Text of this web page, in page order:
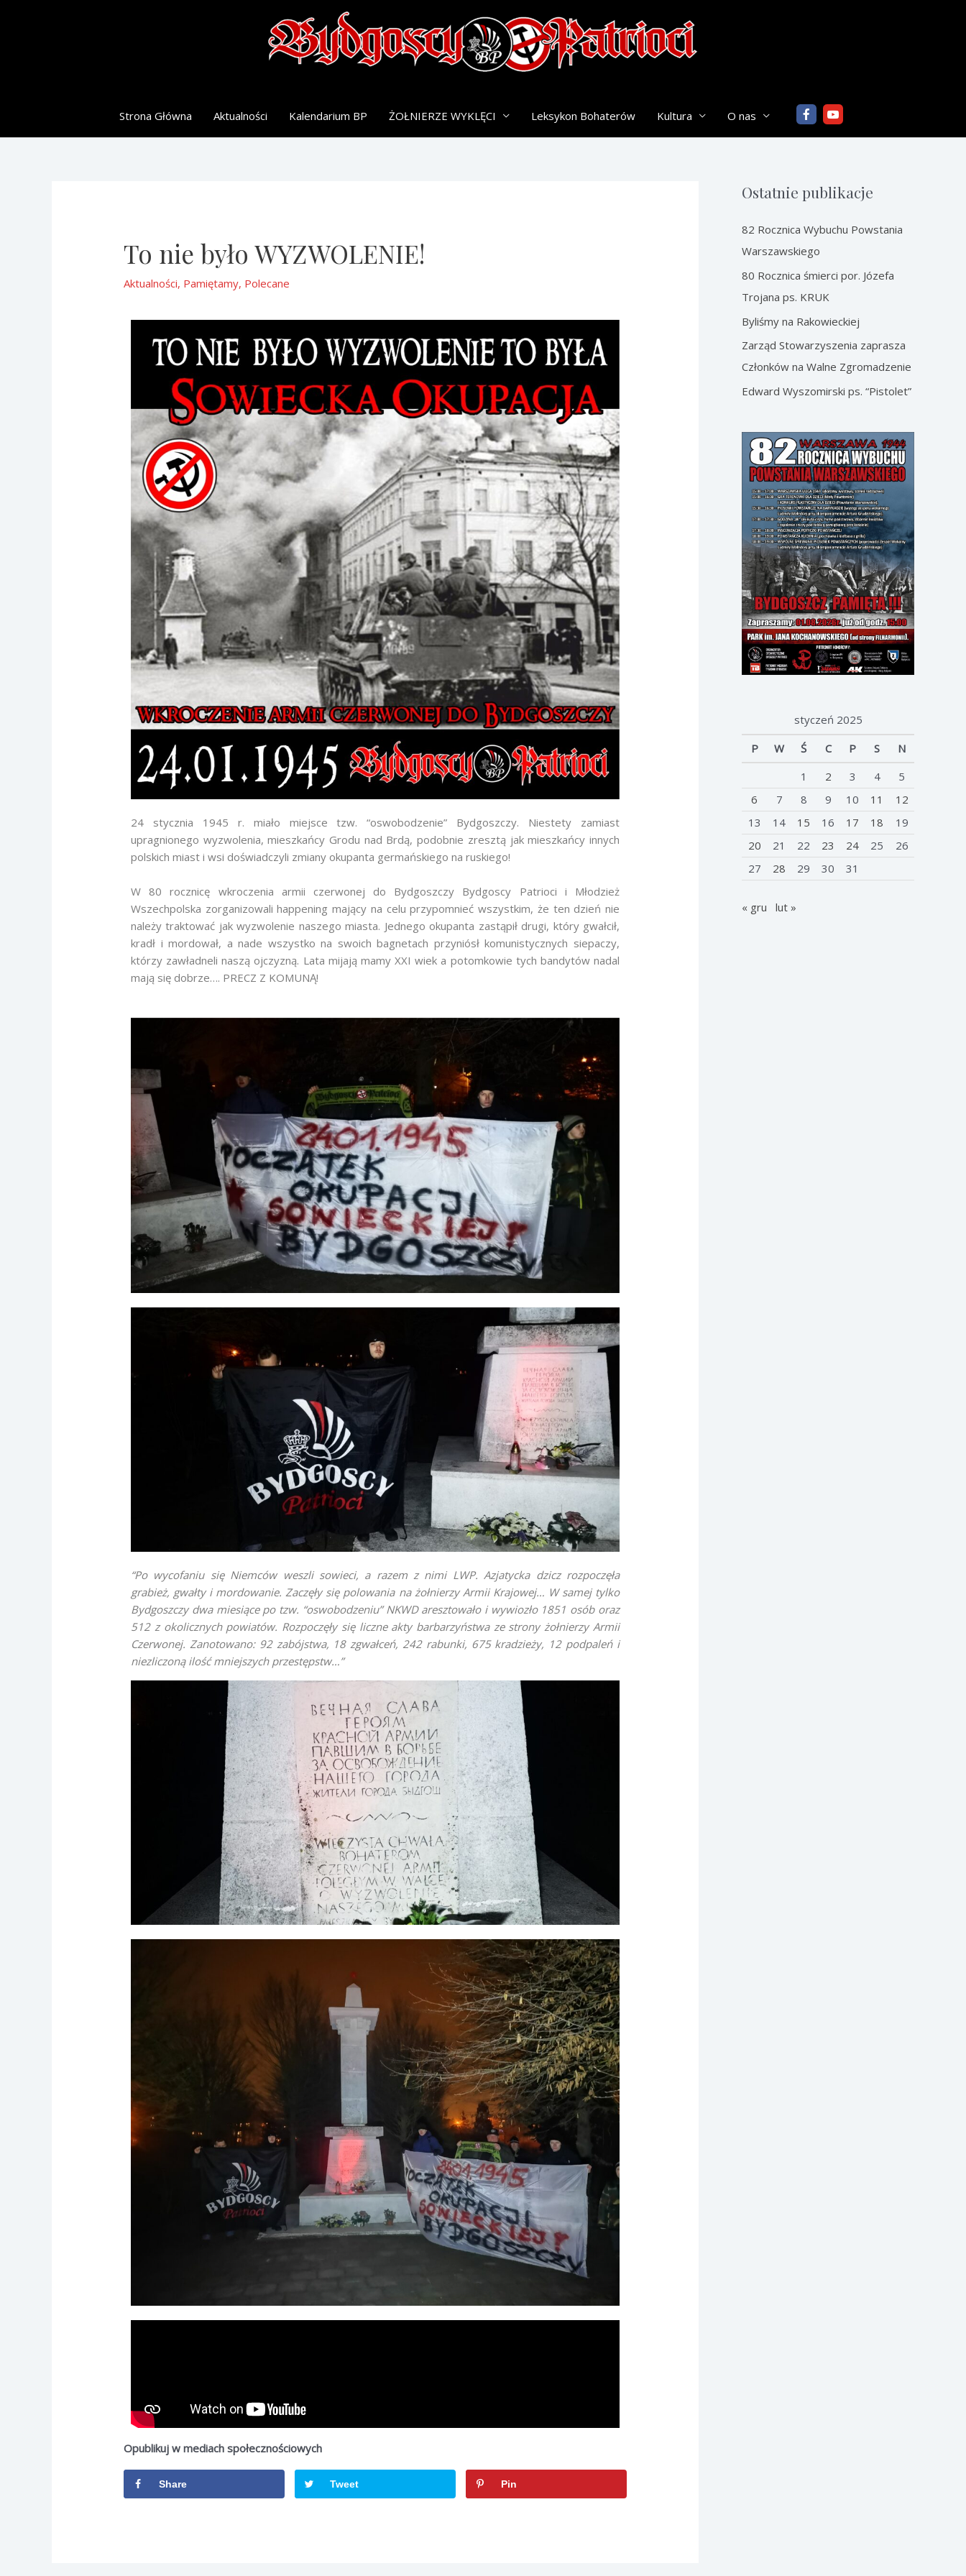
Strona Główna Aktualności Kalendarium BP ŻOŁNIERZE WYKLĘCI Leksykon Bohaterów Kultura O nas
To nie było WYZWOLENIE!
Aktualności, Pamiętamy, Polecane
24 stycznia 1945 r. miało miejsce tzw. “oswobodzenie” Bydgoszczy. Niestety zamiast
upragnionego wyzwolenia, mieszkańcy Grodu nad Brdą, podobnie zresztą jak mieszkańcy innych
polskich miast i wsi doświadczyli zmiany okupanta germańskiego na ruskiego!
W 80 rocznicę wkroczenia armii czerwonej do Bydgoszczy Bydgoscy Patrioci i Młodzież
Wszechpolska zorganizowali happening mający na celu przypomnieć wszystkim, że ten dzień nie
należy traktować jak wyzwolenie naszego miasta. Jednego okupanta zastąpił drugi, który gwałcił,
kradł i mordował, a nade wszystko na swoich bagnetach przyniósł komunistycznych siepaczy,
którzy zawładneli naszą ojczyzną. Lata mijają mamy XXI wiek a potomkowie tych bandytów nadal
mają się dobrze…. PRECZ Z KOMUNĄ!
“Po wycofaniu się Niemców weszli sowieci, a razem z nimi LWP. Azjatycka dzicz rozpoczęła
grabież, gwałty i mordowanie. Zaczęły się polowania na żołnierzy Armii Krajowej… W samej tylko
Bydgoszczy dwa miesiące po tzw. “oswobodzeniu” NKWD aresztowało i wywiozło 1851 osób oraz
512 z okolicznych powiatów. Rozpoczęły się liczne akty barbarzyństwa ze strony żołnierzy Armii
Czerwonej. Zanotowano: 92 zabójstwa, 18 zgwałceń, 242 rabunki, 675 kradzieży, 12 podpaleń i
niezliczoną ilość mniejszych przestępstw…”
Opublikuj w mediach społecznościowych
Share Tweet Pin
Ostatnie publikacje
82 Rocznica Wybuchu Powstania
Warszawskiego
80 Rocznica śmierci por. Józefa
Trojana ps. KRUK
Byliśmy na Rakowieckiej
Zarząd Stowarzyszenia zaprasza
Członków na Walne Zgromadzenie
Edward Wyszomirski ps. “Pistolet”
styczeń 2025
P
W Ś C P S
N
1
2 3 4
5
6
7 8 9 10 11
12
13
14 15 16 17 18
19
20
21 22 23 24 25
26
27
28 29 30 31
« gru lut »